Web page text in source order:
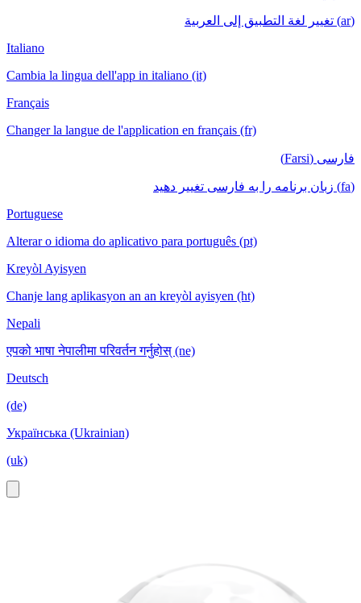
(ar) تغيير لغة التطبيق إلى العربية
Italiano
Cambia la lingua dell'app in italiano (it)
Français
Changer la langue de l'application en français (fr)
فارسی (Farsi)
(fa) زبان برنامه را به فارسی تغییر دهید
Portuguese
Alterar o idioma do aplicativo para português (pt)
Kreyòl Ayisyen
Chanje lang aplikasyon an an kreyòl ayisyen (ht)
Nepali
एपको भाषा नेपालीमा परिवर्तन गर्नुहोस् (ne)
Deutsch
(de)
Українська (Ukrainian)
(uk)